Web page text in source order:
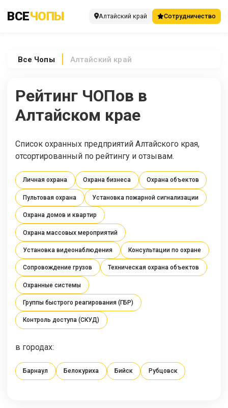
ВСЕЧОПЫ Алтайский край Сотрудничество
Все Чопы Алтайский край
Рейтинг ЧОПов в
Алтайском крае
Список охранных предприятий Алтайского края,
отсортированный по рейтингу и отзывам.
Личная охрана Охрана бизнеса Охрана объектов
Пультовая охрана Установка пожарной сигнализации
Охрана домов и квартир
Охрана массовых мероприятий
Установка видеонаблюдения Консультации по охране
Сопровождение грузов Техническая охрана объектов
Охранные системы
Группы быстрого реагирования (ГБР)
Контроль доступа (СКУД)
в городах:
Барнаул Белокуриха Бийск Рубцовск